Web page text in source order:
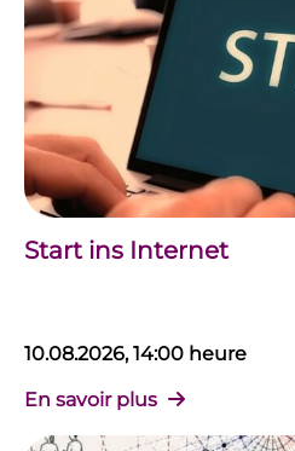
Start ins Internet
10.08.2026, 14:00 heure
En savoir plus